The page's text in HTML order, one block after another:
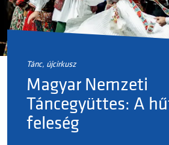
tánc, újcirkusz
Magyar Nemzeti
Táncegyüttes: A
feleség